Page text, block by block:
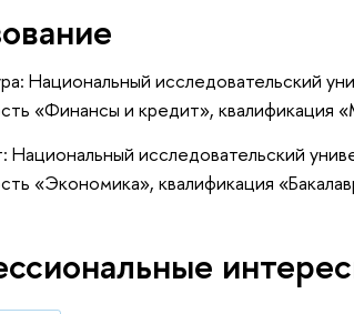
Национальный исследовательский
«Финансы и кредит», квалификация
Национальный исследовательский
«Экономика», квалификация